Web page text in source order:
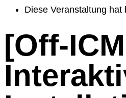
Diese Veranstaltung hat
[Off-